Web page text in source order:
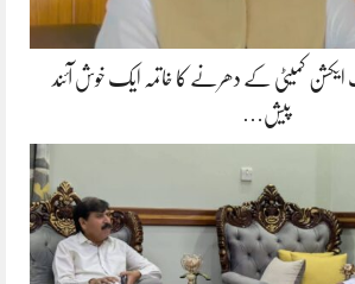
ایکشن کمیٹی کے دھرنے کا خاتمہ ایک خوش آئند
پیش…